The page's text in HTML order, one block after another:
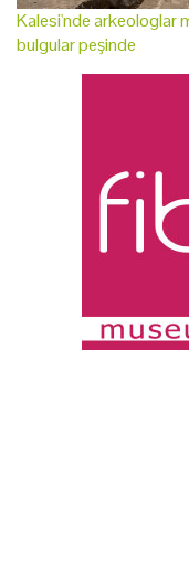
Kalesi'nde arkeologlar
bulgular peşinde